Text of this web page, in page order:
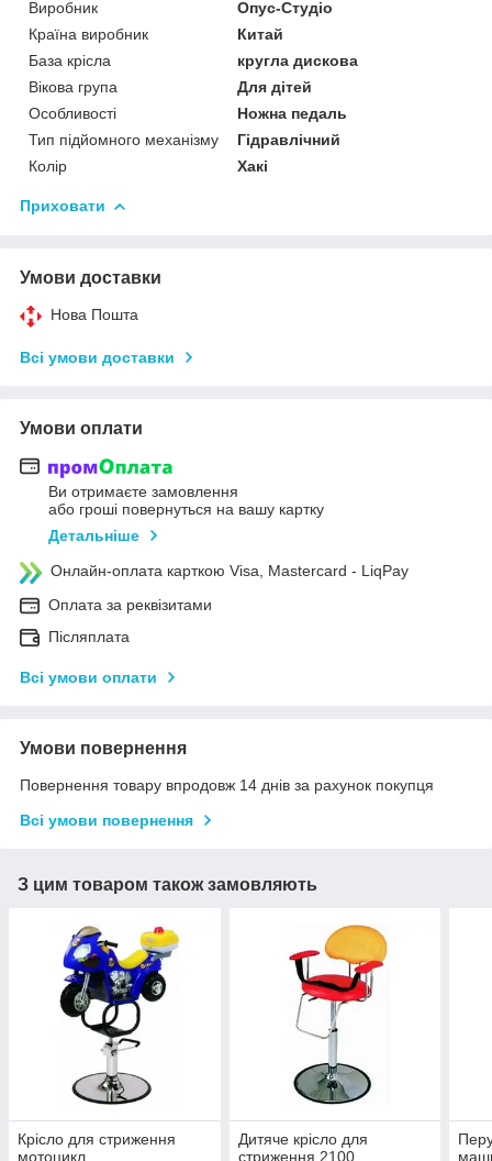
Виробник
Опус-Студіо
Країна виробник
Китай
База крісла
кругла дискова
Вікова група
Для дітей
Особливості
Ножна педаль
Тип підйомного механізму
Гідравлічний
Колір
Хакі
Приховати
Умови доставки
Нова Пошта
Всі умови доставки
Умови оплати
Ви отримаєте замовлення
або гроші повернуться на вашу картку
Детальніше
Онлайн-оплата карткою Visa, Mastercard - LiqPay
Оплата за реквізитами
Післяплата
Всі умови оплати
Умови повернення
Повернення товару впродовж 14 днів за рахунок покупця
Всі умови повернення
З цим товаром також замовляють
Крісло для стриження
мотоцикл
Дитяче крісло для
стриження 2100